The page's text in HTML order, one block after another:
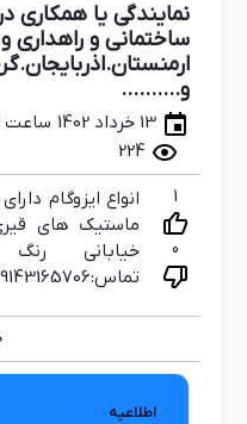
نمایندگی یا
ساختمانی و راهداری
و..........
13 خرداد 1402 ساعت 19:03
224
1
0
انواع ایزوگام
ماستیک های
خیابانی
تماس:09143165706 بخشایش
اطلاعیه